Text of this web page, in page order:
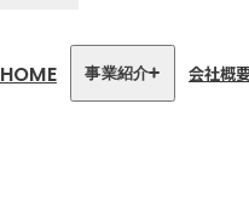
HOME 事業紹介 会社概